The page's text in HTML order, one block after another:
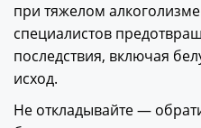
при тяжелом
специалистов
последствия, включая
исход.
Не откладывайте —